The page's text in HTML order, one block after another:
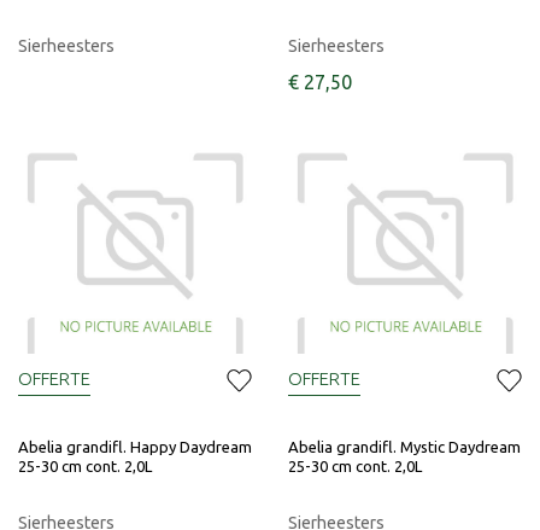
Sierheesters Sierheesters
€ 27,50
Abelia grandifl. Happy Daydream
25-30 cm cont. 2,0L
Sierheesters
OFFERTE
Abelia grandifl. Mystic Daydream
25-30 cm cont. 2,0L
Sierheesters
OFFERTE